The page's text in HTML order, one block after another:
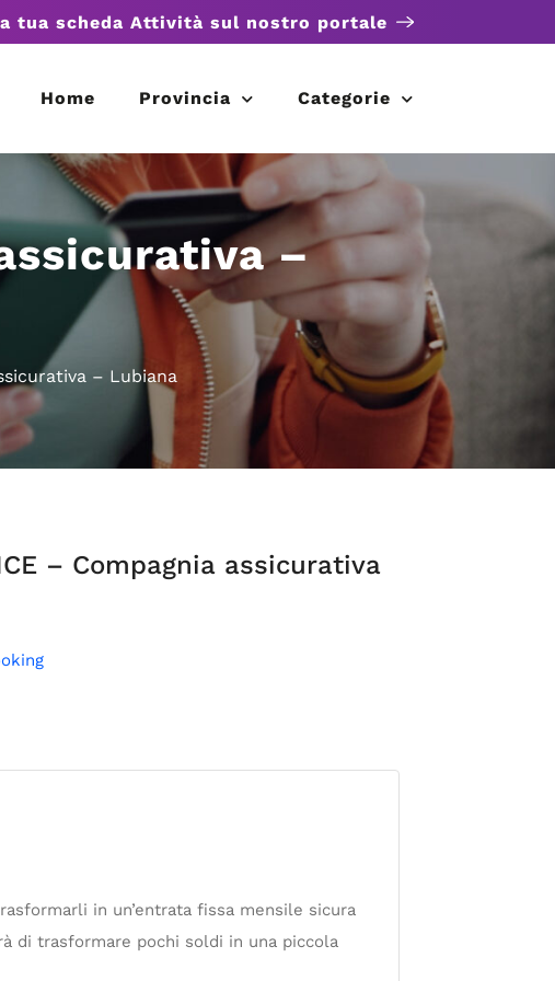
tua scheda Attività sul nostro portale
Home Provincia Categorie
–
– Lubiana
– Compagnia assicurativa
in un’entrata fissa mensile sicura
di trasformare pochi soldi in una piccola